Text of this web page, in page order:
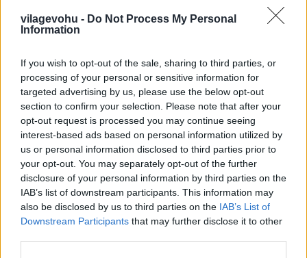
vilagevohu - Do Not Process My Personal
Information
If you wish to opt-out of the sale, sharing to third parties, or
processing of your personal or sensitive information for
targeted advertising by us, please use the below opt-out
section to confirm your selection. Please note that after your
opt-out request is processed you may continue seeing
interest-based ads based on personal information utilized by
us or personal information disclosed to third parties prior to
your opt-out. You may separately opt-out of the further
disclosure of your personal information by third parties on the
IAB’s list of downstream participants. This information may
also be disclosed by us to third parties on the IAB’s List of
Downstream Participants that may further disclose it to other
bekerülnének, annyira jó. Az egzotikumot ezúttal a
napon érlelt paradicsom és a kifejezetten csípős
együtt az egész mégis hozza egy igazán profi
paprikás krumpli minden előnyét. Ja, a konfitált
krumplikról meg ne feledkezzek! Emblematikus
fogás lesz ez is, akárki meglássa.